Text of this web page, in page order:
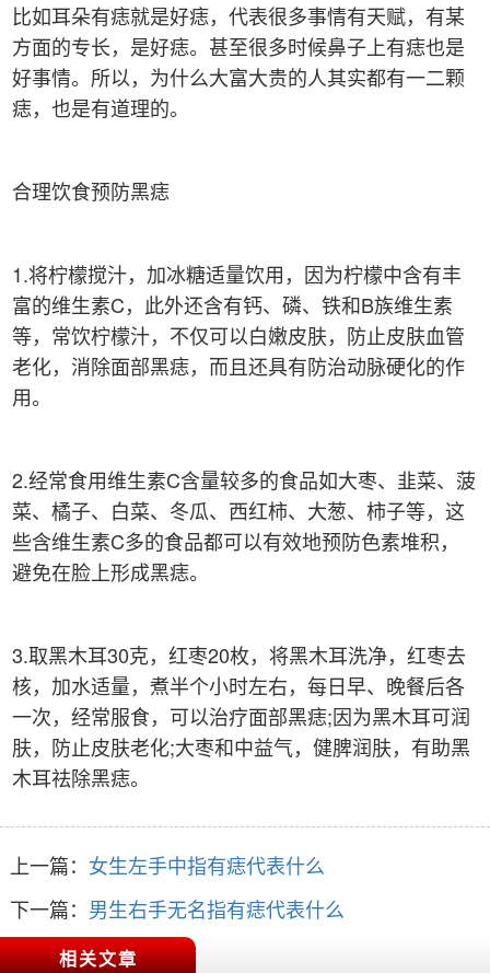
比如耳朵有痣就是好痣，代表很多事情有天赋，有某
方面的专长，是好痣。甚至很多时候鼻子上有痣也是
好事情。所以，为什么大富大贵的人其实都有一二颗
痣，也是有道理的。
合理饮食预防黑痣
1.将柠檬搅汁，加冰糖适量饮用，因为柠檬中含有丰
富的维生素C，此外还含有钙、磷、铁和B族维生素
等，常饮柠檬汁，不仅可以白嫩皮肤，防止皮肤血管
老化，消除面部黑痣，而且还具有防治动脉硬化的作
用。
2.经常食用维生素C含量较多的食品如大枣、韭菜、菠
菜、橘子、白菜、冬瓜、西红柿、大葱、柿子等，这
些含维生素C多的食品都可以有效地预防色素堆积，
避免在脸上形成黑痣。
3.取黑木耳30克，红枣20枚，将黑木耳洗净，红枣去
核，加水适量，煮半个小时左右，每日早、晚餐后各
一次，经常服食，可以治疗面部黑痣;因为黑木耳可润
肤，防止皮肤老化;大枣和中益气，健脾润肤，有助黑
木耳祛除黑痣。
上一篇： 女生左手中指有痣代表什么
下一篇： 男生右手无名指有痣代表什么
相关文章